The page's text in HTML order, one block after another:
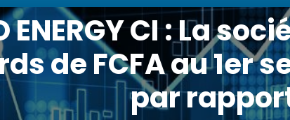
ENERGY CI : La
de FCFA au 1er
par